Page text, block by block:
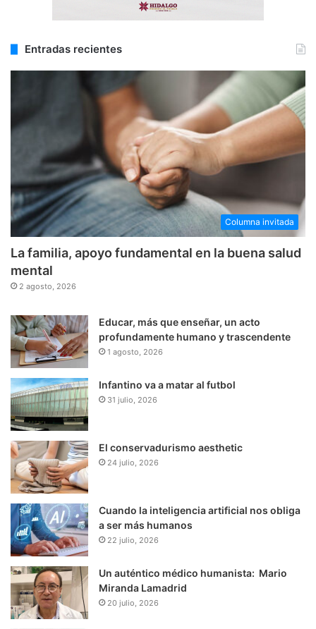
Entradas recientes
Columna invitada
La familia, apoyo fundamental en la buena salud
mental
2 agosto, 2026
Educar, más que enseñar, un acto
profundamente humano y trascendente
1 agosto, 2026
Infantino va a matar al futbol
31 julio, 2026
El conservadurismo aesthetic
24 julio, 2026
Cuando la inteligencia artificial nos obliga
a ser más humanos
22 julio, 2026
Un auténtico médico humanista: Mario
Miranda Lamadrid
20 julio, 2026